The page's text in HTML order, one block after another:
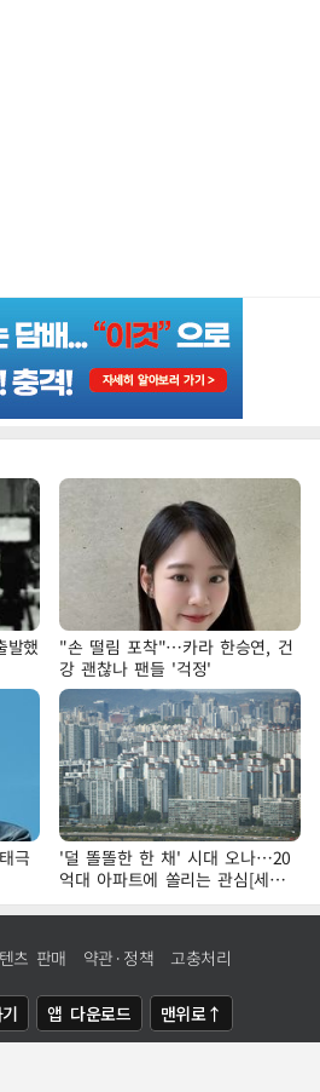
발했
"손 떨림 포착"…카라 한승연, 건
강 괜찮나 팬들 '걱정'
극
'덜 똘똘한 한 채' 시대 오나…20
억대 아파트에 쏠리는 관심[세제
개편, 그 이후②]
츠 판매 약관·정책 고충처리
앱 다운로드 맨위로↑